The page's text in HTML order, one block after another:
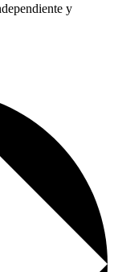
y